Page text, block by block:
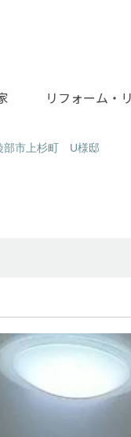
リフォーム・
部市上杉町 U様邸